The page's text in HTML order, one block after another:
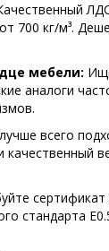
700 кг/м³.
мебели:
аналоги
всего
качественный
сертификат
стандарта